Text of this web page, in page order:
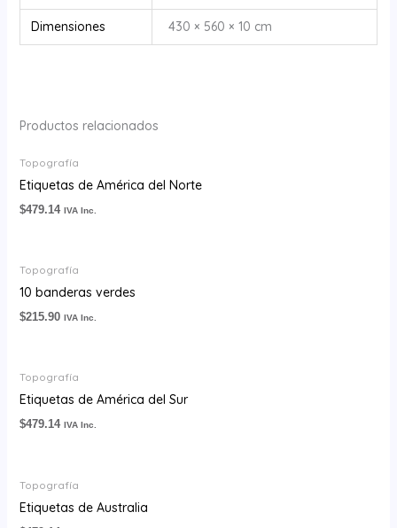
Dimensiones 430 × 560 × 10 cm
Productos relacionados
Topografía
Etiquetas de América del Norte
$479.14 IVA Inc.
Topografía
10 banderas verdes
$215.90 IVA Inc.
Topografía
Etiquetas de América del Sur
$479.14 IVA Inc.
Topografía
Etiquetas de Australia